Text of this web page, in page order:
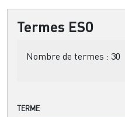
Termes ESO
Nombre de termes : 30
TERME